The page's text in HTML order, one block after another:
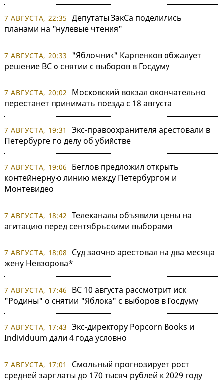
7 АВГУСТА, 22:35 Депутаты ЗакСа поделились
планами на "нулевые чтения"
7 АВГУСТА, 20:33
"Яблочник" Карпенков обжалует
решение ВС о снятии с выборов в Госдуму
7 АВГУСТА, 20:02
Московский вокзал окончательно
перестанет принимать поезда с 18 августа
7 АВГУСТА, 19:31
Экс-правоохранителя арестовали в
Петербурге по делу об убийстве
7 АВГУСТА, 19:06
Беглов предложил открыть
контейнерную линию между Петербургом и
Монтевидео
7 АВГУСТА, 18:42 Телеканалы объявили цены на
агитацию перед сентябрьскими выборами
7 АВГУСТА, 18:08
Суд заочно арестовал на два месяца
жену Невзорова*
7 АВГУСТА, 17:46
ВС 10 августа рассмотрит иск
"Родины" о снятии "Яблока" с выборов в Госдуму
7 АВГУСТА, 17:43 Экс-директору Popcorn Books и
Individuum дали 4 года условно
7 АВГУСТА, 17:01
Смольный прогнозирует рост
средней зарплаты до 170 тысяч рублей к 2029 году